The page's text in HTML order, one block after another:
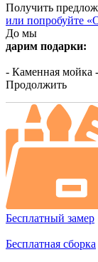
Получить
или попробуйте
До мы
дарим подарки:
- Каменная мойка
Продолжить
Бесплатный замер
Бесплатная сборка